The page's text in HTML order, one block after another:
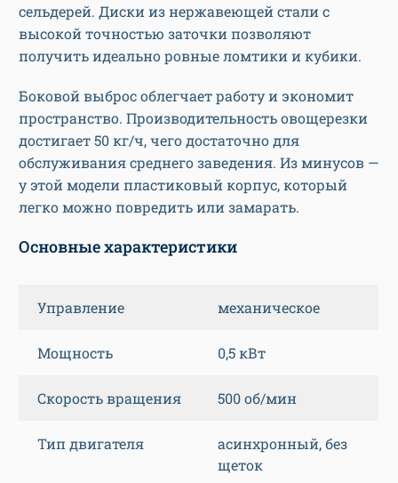
сельдерей. Диски из нержавеющей стали с
высокой точностью заточки позволяют
получить идеально ровные ломтики и кубики.
Боковой выброс облегчает работу и экономит
пространство. Производительность овощерезки
достигает 50 кг/ч, чего достаточно для
обслуживания среднего заведения. Из минусов —
у этой модели пластиковый корпус, который
легко можно повредить или замарать.
Основные характеристики
Управление механическое
Мощность 0,5 кВт
Скорость вращения 500 об/мин
Тип двигателя
асинхронный, без
щеток